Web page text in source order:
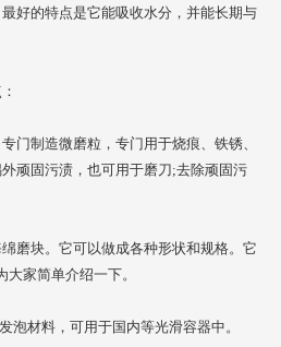
的特点是它能吸收水分，并能长期与
门制造微磨粒，专门用于烧痕、铁锈、
顽固污渍，也可用于磨刀;去除顽固污
块。它可以做成各种形状和规格。它
家简单介绍一下。
材料，可用于国内等光滑容器中。